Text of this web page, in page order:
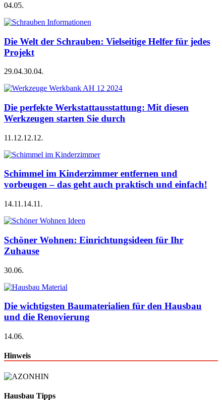
04.05.
Die Welt der Schrauben: Vielseitige Helfer für jedes
Projekt
29.04.30.04.
Die perfekte Werkstattausstattung: Mit diesen
Werkzeugen starten Sie durch
11.12.12.12.
Schimmel im Kinderzimmer entfernen und
vorbeugen – das geht auch praktisch und einfach!
14.11.14.11.
Schöner Wohnen: Einrichtungsideen für Ihr
Zuhause
30.06.
Die wichtigsten Baumaterialien für den Hausbau
und die Renovierung
14.06.
Hinweis
Hausbau Tipps